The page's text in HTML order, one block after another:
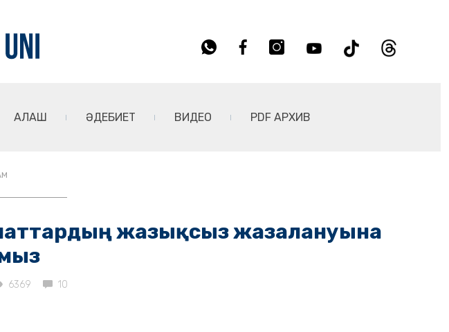
АЛАШ ӘДЕБИЕТ ВИДЕО PDF АРХИВ
жазықсыз жазалануына
6369 10